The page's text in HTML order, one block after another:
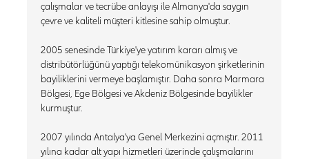
çalışmalar ve tecrübe anlayışı ile Almanya'da saygın
çevre ve kaliteli müşteri kitlesine sahip olmuştur.
2005 senesinde Türkiye'ye yatırım kararı almış ve
distribütörlüğünü yaptığı telekomünikasyon şirketlerinin
bayiliklerini vermeye başlamıştır. Daha sonra Marmara
Bölgesi, Ege Bölgesi ve Akdeniz Bölgesinde bayilikler
kurmuştur.
2007 yılında Antalya'ya Genel Merkezini açmıştır. 2011
yılına kadar alt yapı hizmetleri üzerinde çalışmalarını